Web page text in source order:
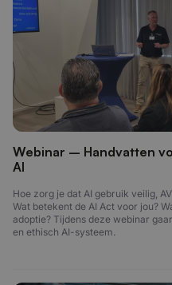
Webinar – Handvatten
AI
Hoe zorg je dat AI gebruik veilig,
Wat betekent de AI Act voor jou?
adoptie? Tijdens deze webinar
en ethisch AI-systeem.